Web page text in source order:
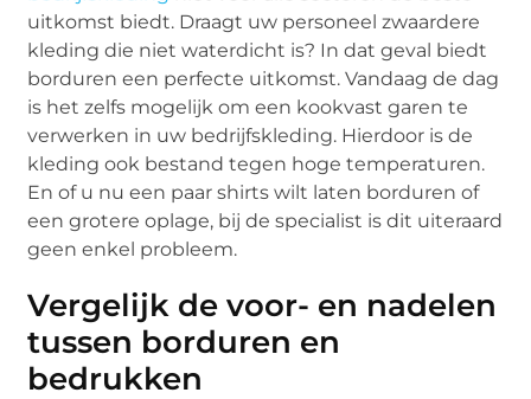
uitkomst biedt. Draagt uw personeel zwaardere
kleding die niet waterdicht is? In dat geval biedt
borduren een perfecte uitkomst. Vandaag de dag
is het zelfs mogelijk om een kookvast garen te
verwerken in uw bedrijfskleding. Hierdoor is de
kleding ook bestand tegen hoge temperaturen.
En of u nu een paar shirts wilt laten borduren of
een grotere oplage, bij de specialist is dit uiteraard
geen enkel probleem.
Vergelijk de voor- en nadelen
tussen borduren en
bedrukken